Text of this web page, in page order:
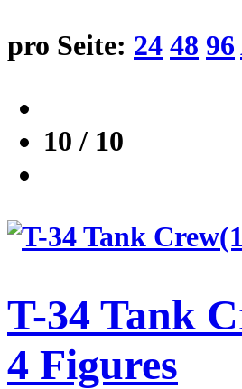
pro Seite: 24 48 96
10 / 10
T-34 Tank
4 Figures